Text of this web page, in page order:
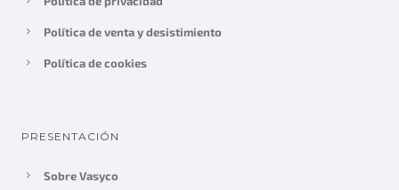
Política de venta y desistimiento
Política de cookies
PRESENTACIÓN
Sobre Vasyco